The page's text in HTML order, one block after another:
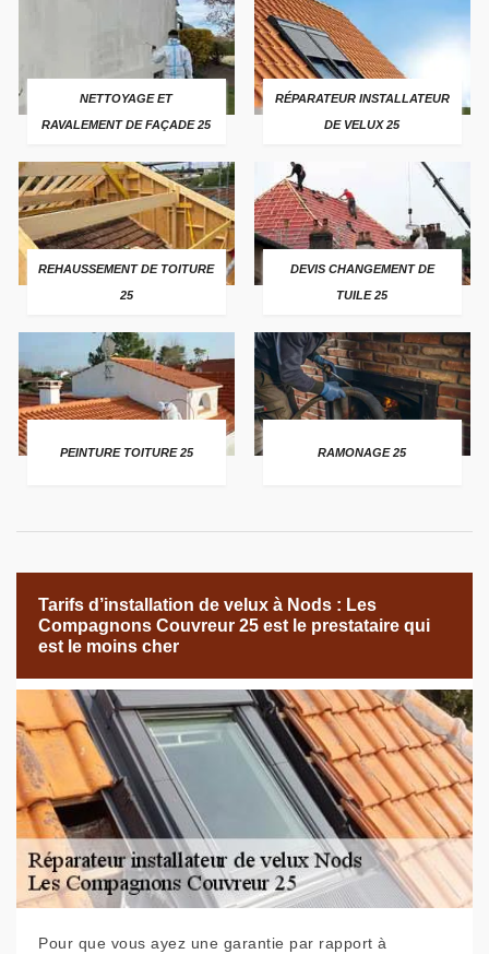
NETTOYAGE ET
RAVALEMENT DE FAÇADE 25
RÉPARATEUR INSTALLATEUR
DE VELUX 25
REHAUSSEMENT DE TOITURE
25
DEVIS CHANGEMENT DE
TUILE 25
PEINTURE TOITURE 25 RAMONAGE 25
Tarifs d’installation de velux à Nods : Les
Compagnons Couvreur 25 est le prestataire qui
est le moins cher
Pour que vous ayez une garantie par rapport à